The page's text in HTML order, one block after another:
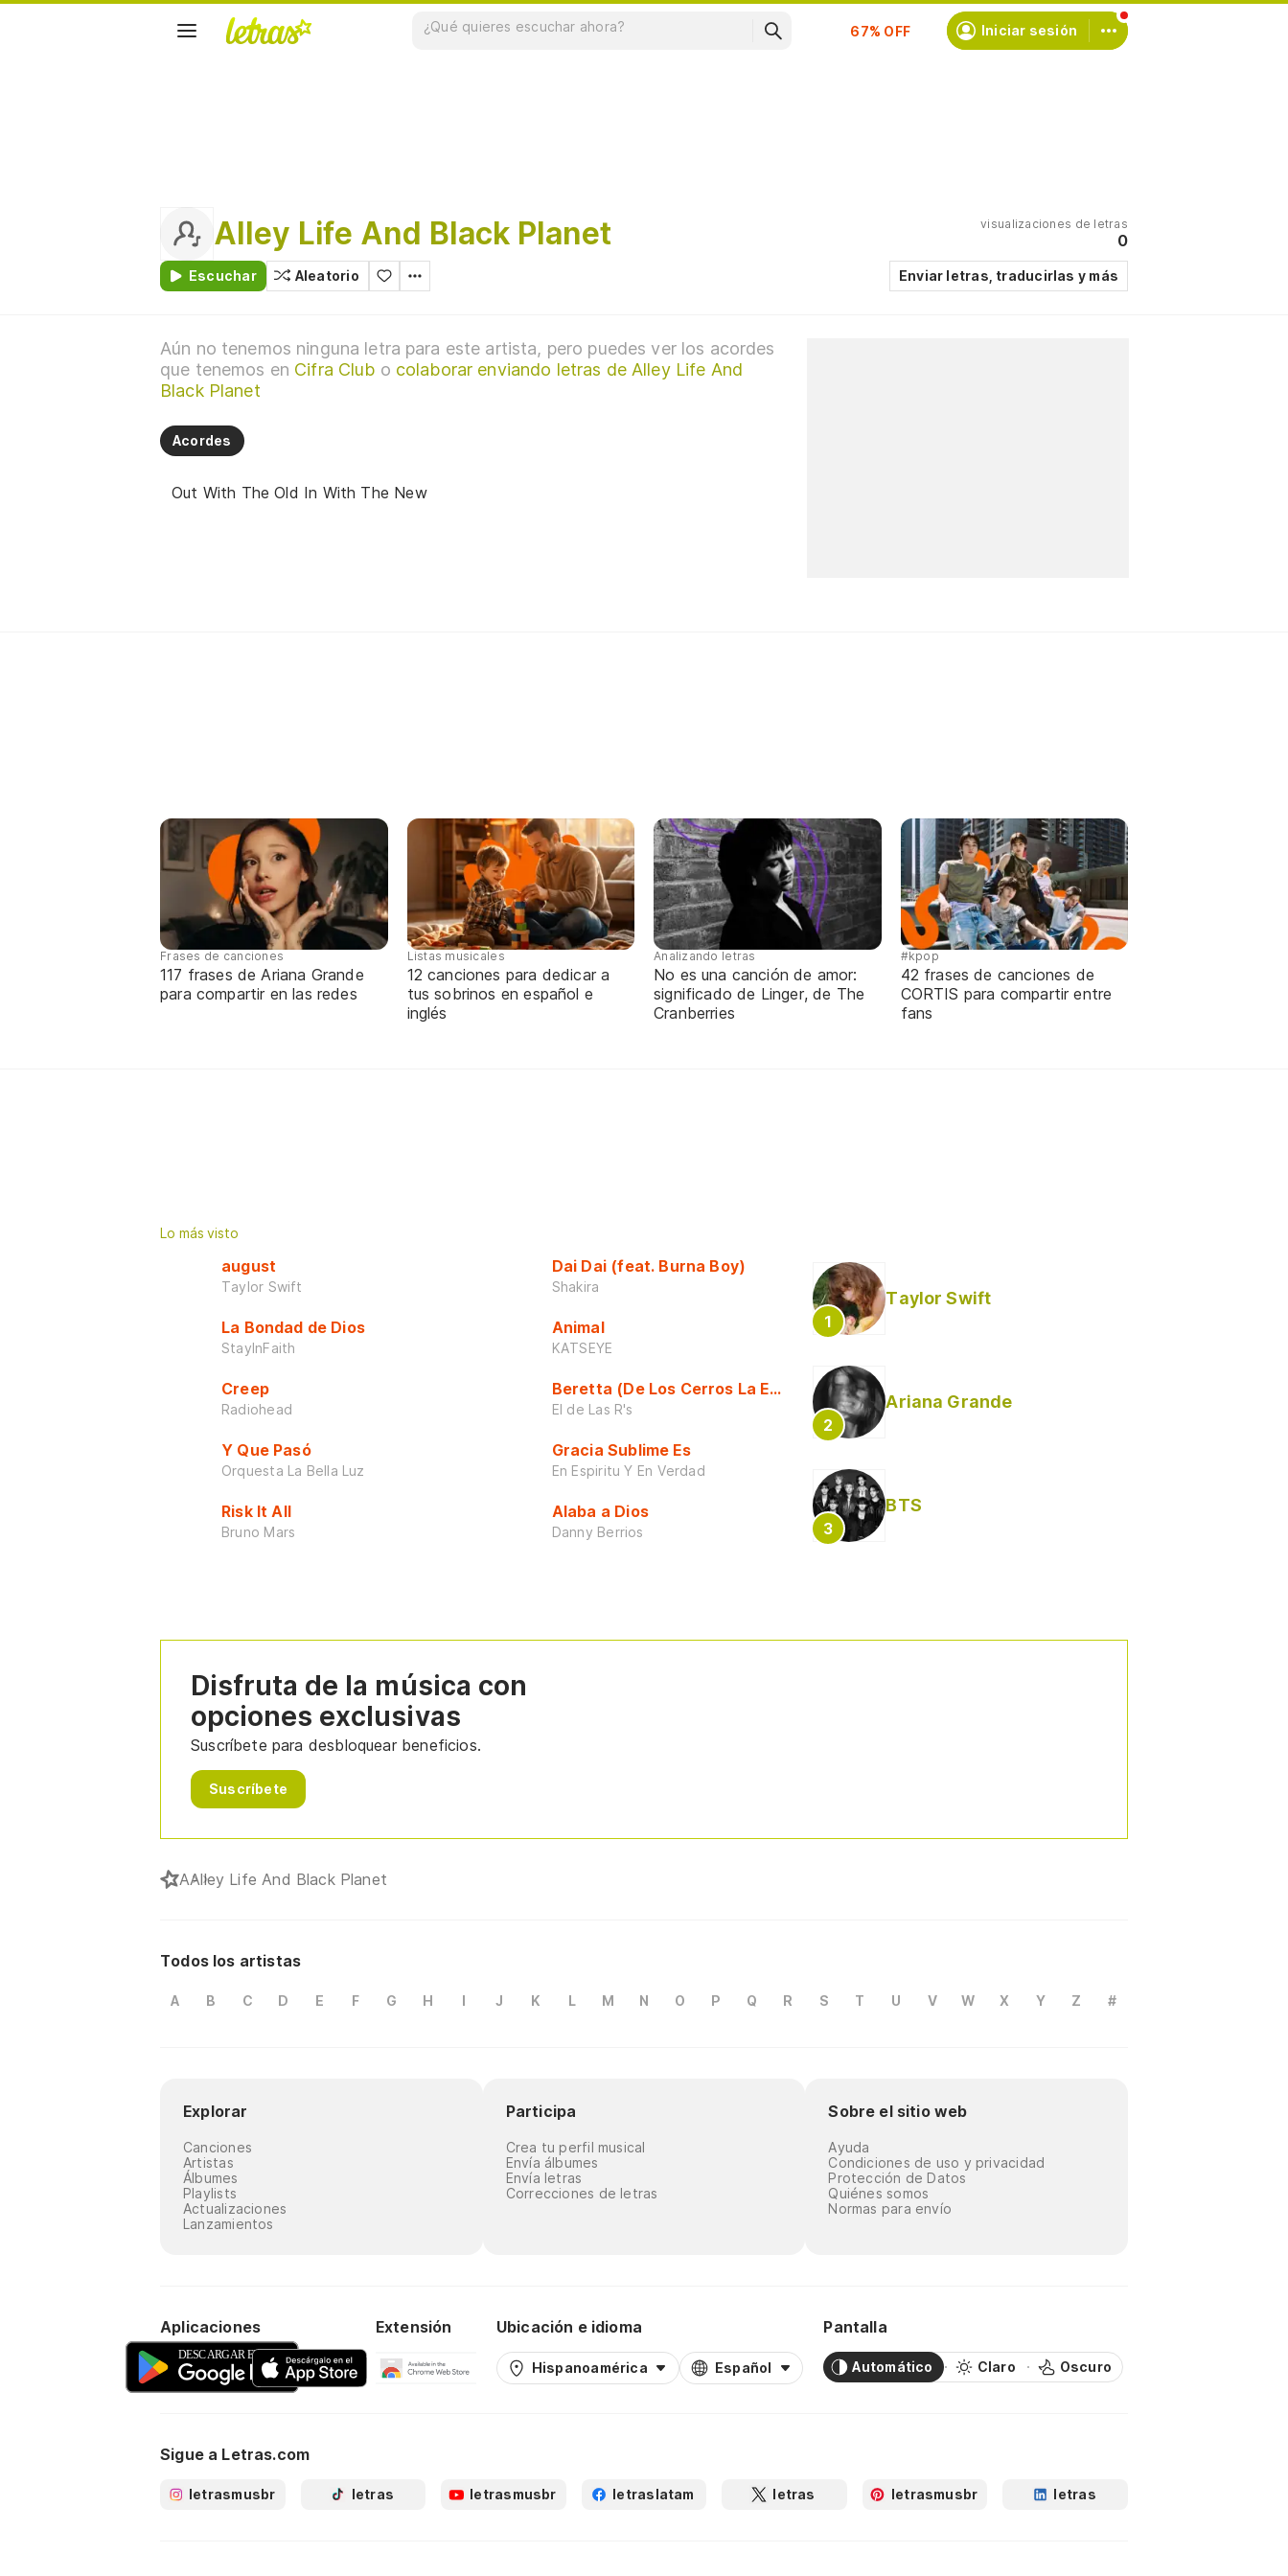
Suscríbete
Iniciar sesión
Alley Life And Black Planet
Escuchar Aleatorio
visualizaciones de letras
0
Enviar letras, traducirlas y más
Aún no tenemos ninguna letra para este artista, pero puedes ver los acordes
que tenemos en Cifra Club o colaborar enviando letras de Alley Life And
Black Planet
Acordes
Out With The Old In With The New
Frases de canciones
117 frases de Ariana Grande
para compartir en las redes
Listas musicales
12 canciones para dedicar a
tus sobrinos en español e
inglés
Analizando letras
No es una canción de amor:
significado de Linger, de The
Cranberries
#kpop
42 frases de canciones de
CORTIS para compartir entre
fans
Lo más visto
august
Taylor Swift
La Bondad de Dios
StayInFaith
Creep
Radiohead
Y Que Pasó
Orquesta La Bella Luz
Risk It All
Bruno Mars
Dai Dai (feat. Burna Boy)
Shakira
Animal
KATSEYE
Beretta (De Los Cerros La Escuela)
El de Las R's
Gracia Sublime Es
En Espiritu Y En Verdad
Alaba a Dios
Danny Berrios
Taylor Swift
Ariana Grande
BTS
Disfruta de la música con
opciones exclusivas
Suscríbete para desbloquear beneficios.
Suscríbete
AAlley Life And Black Planet
Todos los artistas
A B C D E F G H I J K L M N O P Q R S T U V W X Y Z #
Explorar
Canciones
Artistas
Álbumes
Playlists
Actualizaciones
Lanzamientos
Participa
Crea tu perfil musical
Envía álbumes
Envía letras
Correcciones de letras
Sobre el sitio web
Ayuda
Condiciones de uso y privacidad
Protección de Datos
Quiénes somos
Normas para envío
Aplicaciones Extensión Ubicación e idioma
Hispanoamérica Español
Pantalla
Automático Claro Oscuro
Sigue a Letras.com
letrasmusbr letras letrasmusbr letraslatam letras letrasmusbr letras